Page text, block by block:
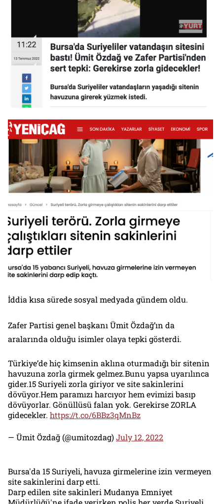
İddia kısa sürede sosyal medyada gündem oldu.
Zafer Partisi genel başkanı Ümit Özdağ’ın da
aralarında olduğu isimler olaya tepki gösterdi.
Türkiye’de hiç kimsenin aklına oturmadığı bir sitenin
havuzuna zorla girmek gelmez.Bunu yapsa uyarılınca
gider.15 Suriyeli zorla giriyor ve site sakinlerini
dövüyor.Hem paramızı harcıyor hem evimizi basıp
dövüyorlar. Gönüllüsü falan yok. Gerekirse ZORLA
gidecekler. https://t.co/6BBz3qMnBz
— Ümit Özdağ (@umitozdag)July 12, 2022
Bursa'da 15 Suriyeli, havuza girmelerine izin vermeyen
site sakinlerini darp etti.
Darp edilen site sakinleri Mudanya Emniyet